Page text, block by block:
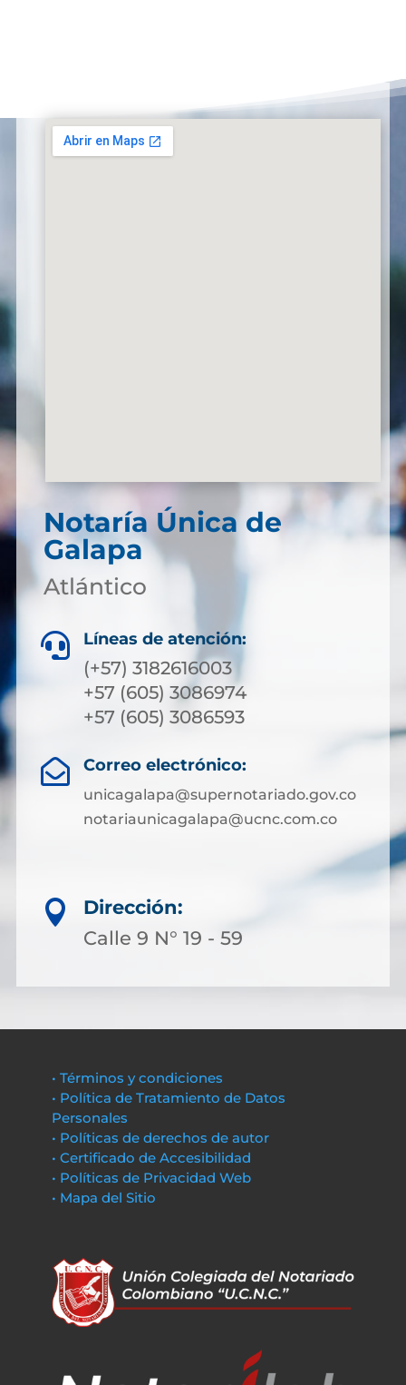
Notaría Única de
Galapa
Atlántico
 Líneas de atención:
(+57) 3182616003
+57 (605) 3086974
+57 (605) 3086593
 Correo electrónico:
unicagalapa@supernotariado.gov.co
notariaunicagalapa@ucnc.com.co

Dirección:
Calle 9 N° 19 - 59
• Términos y condiciones
• Política de Tratamiento de Datos
Personales
• Políticas de derechos de autor
• Certificado de Accesibilidad
• Políticas de Privacidad Web
• Mapa del Sitio